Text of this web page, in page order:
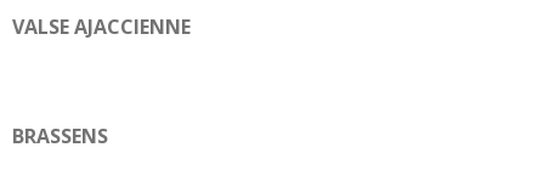
VALSE AJACCIENNE
BRASSENS